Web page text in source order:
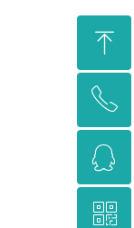
ꁸ
回到顶部
ꂅ
13795359199
ꁗ
QQ客服
ꀥ